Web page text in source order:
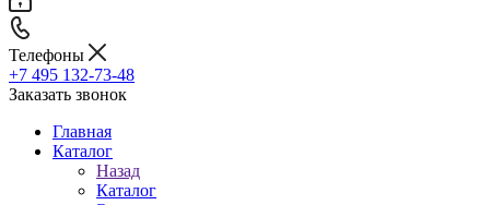
Телефоны
+7 495 132-73-48
Заказать звонок
Главная
Каталог
Назад
Каталог